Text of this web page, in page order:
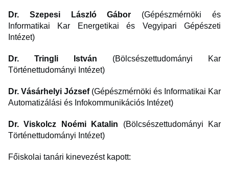
Dr. Szepesi László Gábor (Gépészmérnöki és
Informatikai Kar Energetikai és Vegyipari Gépészeti
Intézet)
Dr. Tringli István (Bölcsészettudományi Kar
Történettudományi Intézet)
Dr. Vásárhelyi József (Gépészmérnöki és Informatikai Kar
Automatizálási és Infokommunikációs Intézet)
Dr. Viskolcz Noémi Katalin (Bölcsészettudományi Kar
Történettudományi Intézet)
Főiskolai tanári kinevezést kapott: